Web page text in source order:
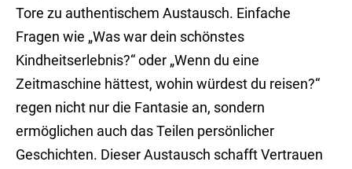
Tore zu authentischem Austausch. Einfache
Fragen wie „Was war dein schönstes
Kindheitserlebnis?“ oder „Wenn du eine
Zeitmaschine hättest, wohin würdest du reisen?“
regen nicht nur die Fantasie an, sondern
ermöglichen auch das Teilen persönlicher
Geschichten. Dieser Austausch schafft Vertrauen